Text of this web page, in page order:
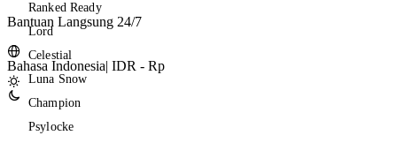
Bantuan Langsung 24/7
Bahasa Indonesia| IDR - Rp
Ranked Ready
Lord
Celestial
Luna Snow
Champion
Psylocke